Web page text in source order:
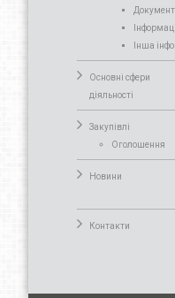
Інша
Основні сфери
діяльності
Закупівлі
Оголошення
Новини
Контакти